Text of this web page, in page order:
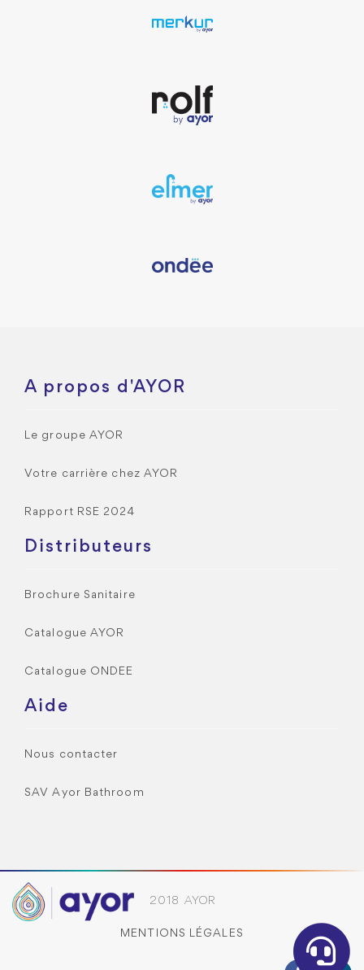
A propos d'AYOR
Le groupe AYOR
Votre carrière chez AYOR
Rapport RSE 2024
Distributeurs
Brochure Sanitaire
Catalogue AYOR
Catalogue ONDEE
Aide
Nous contacter
SAV Ayor Bathroom
2018 AYOR
MENTIONS LÉGALES